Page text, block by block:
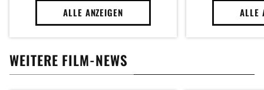
ALLE ANZEIGEN ALLE
WEITERE FILM-NEWS